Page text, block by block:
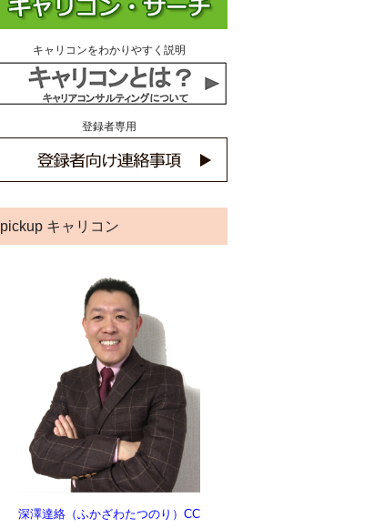
キャリコンをわかりやすく説明
登録者専用
pickup キャリコン
深澤達絡（ふかざわたつのり）CC